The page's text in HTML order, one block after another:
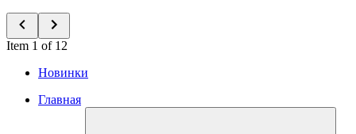
Item 1 of 12
Новинки
Главная